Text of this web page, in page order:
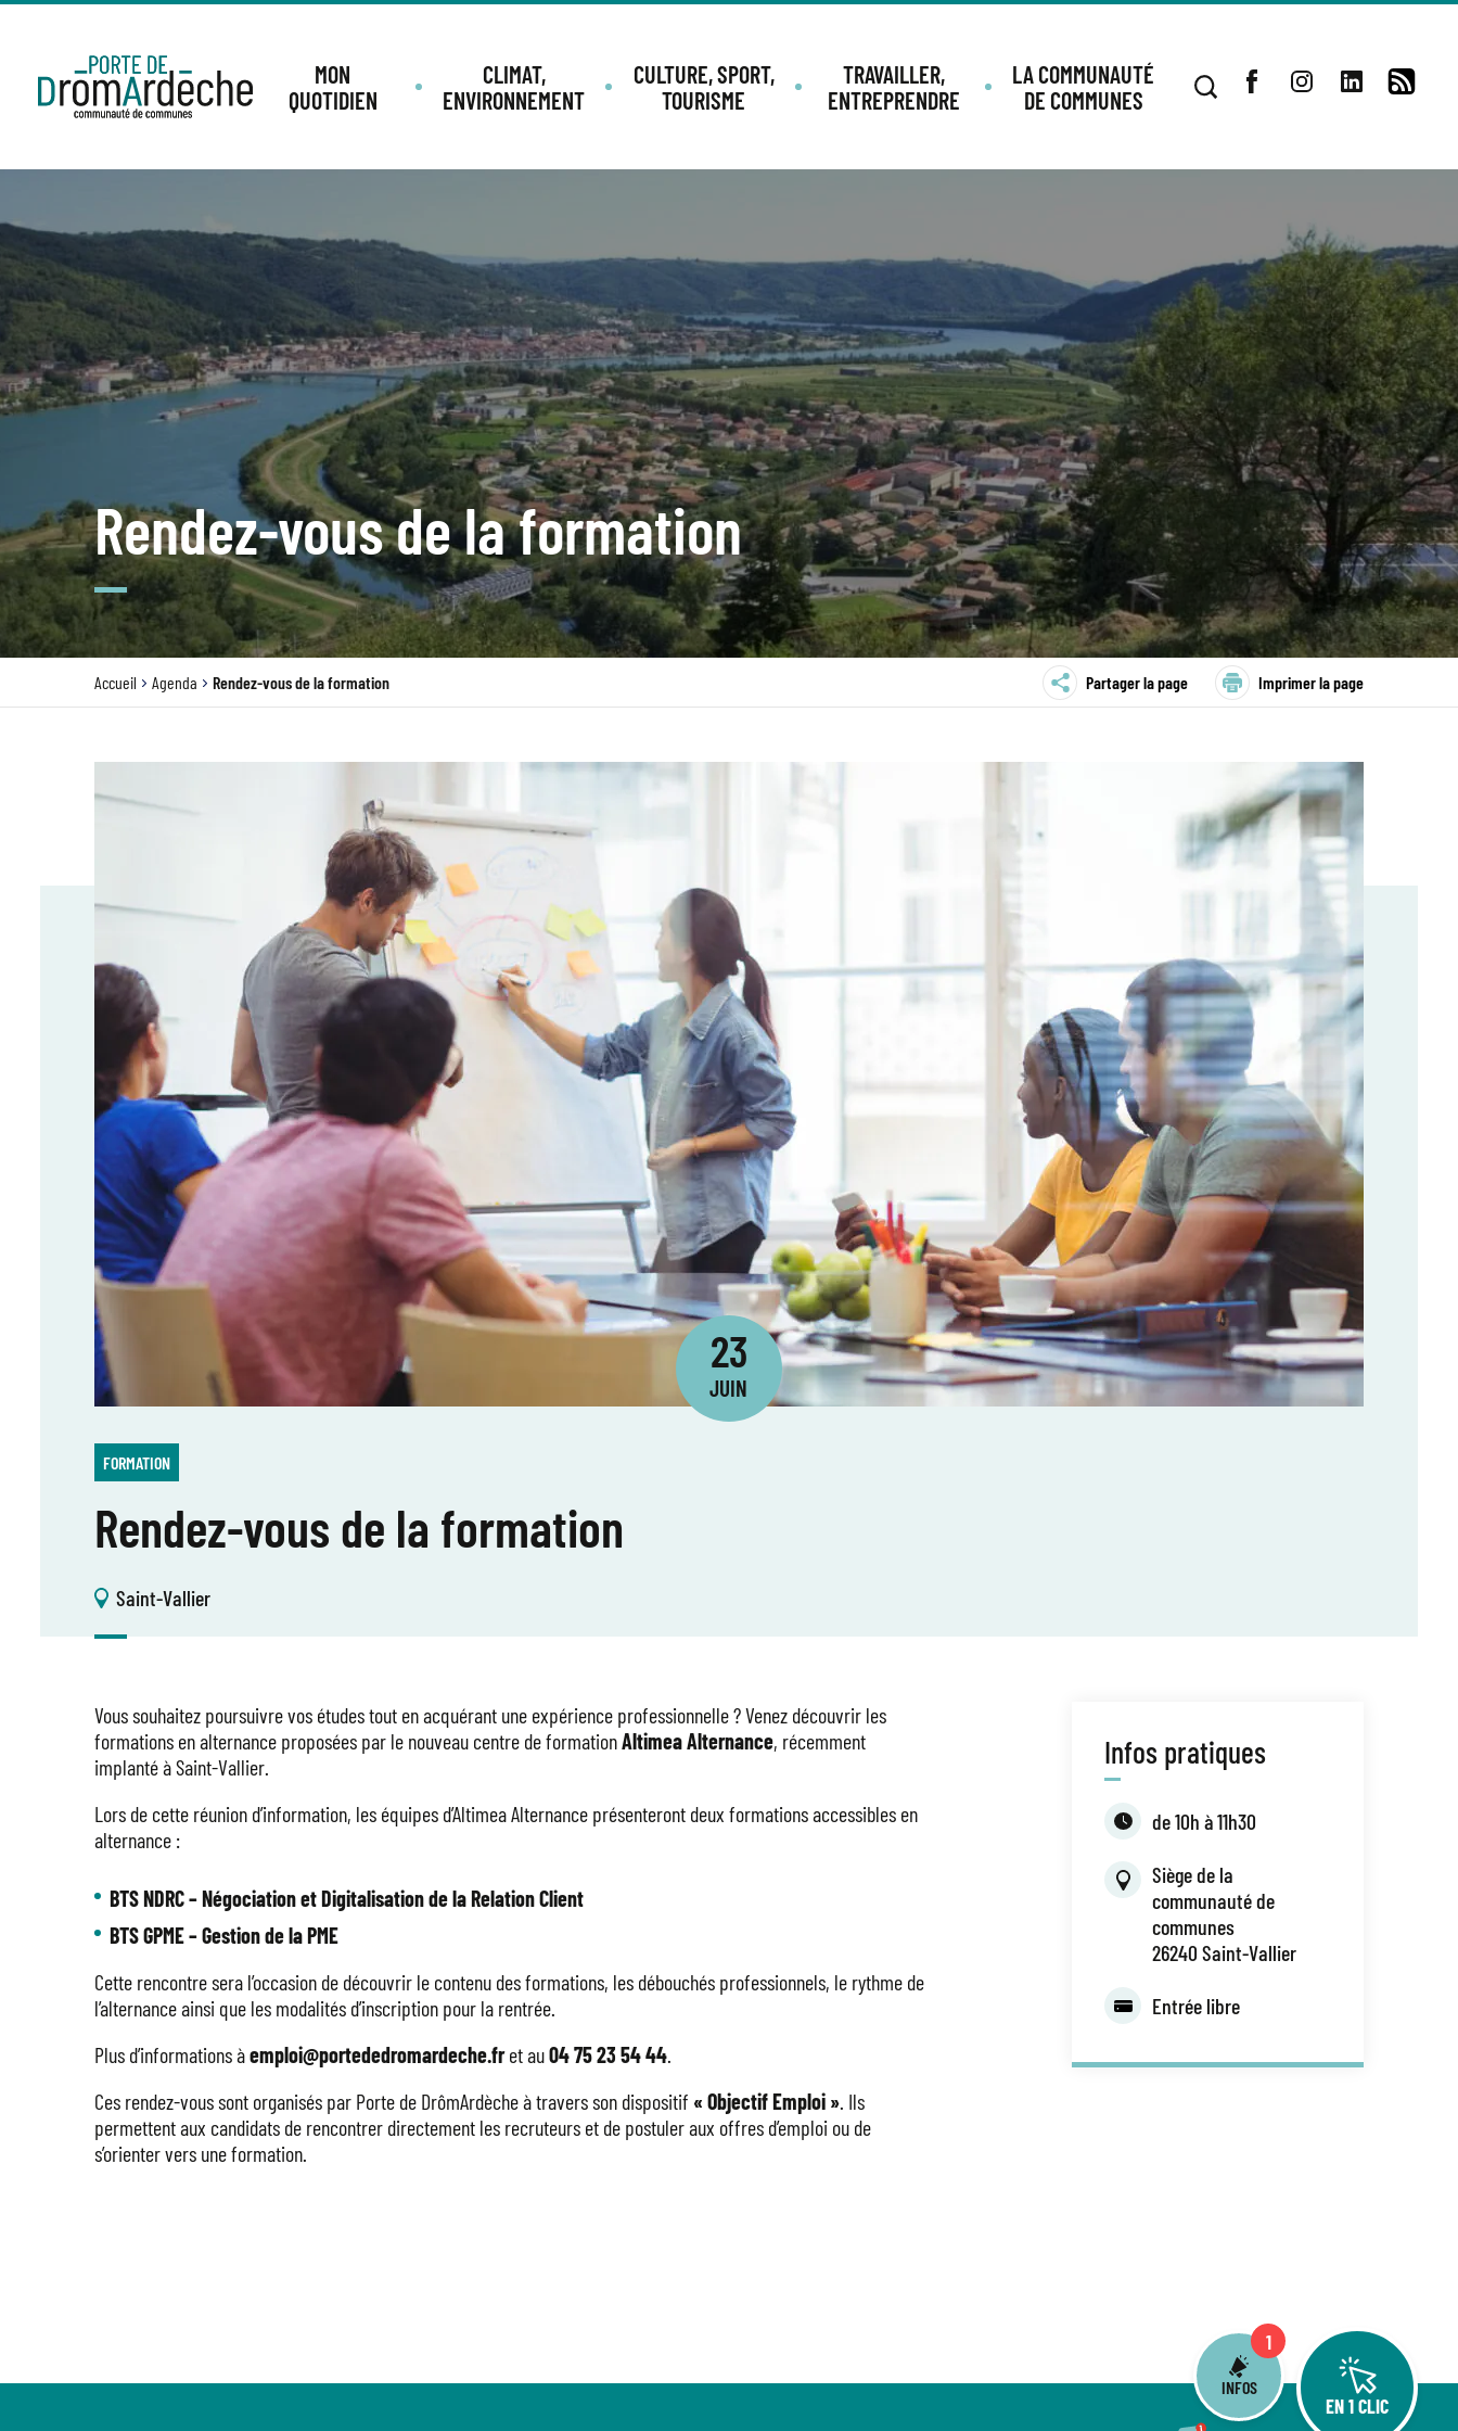
MON
QUOTIDIEN
CLIMAT,
ENVIRONNEMENT
CULTURE, SPORT,
TOURISME
TRAVAILLER,
ENTREPRENDRE
LA COMMUNAUTÉ
DE COMMUNES
Rendez-vous de la formation
Accueil Agenda Rendez-vous de la formation Partager la page Imprimer la page
23
JUIN
FORMATION
Rendez-vous de la formation
Saint-Vallier
Vous souhaitez poursuivre vos études tout en acquérant une expérience professionnelle ? Venez découvrir les
formations en alternance proposées par le nouveau centre de formationAltimea Alternance, récemment
implanté à Saint-Vallier.
Lors de cette réunion d’information, les équipes d’Altimea Alternance présenteront deux formations accessibles en
alternance :
BTS NDRC – Négociation et Digitalisation de la Relation Client
BTS GPME – Gestion de la PME
Cette rencontre sera l’occasion de découvrir le contenu des formations, les débouchés professionnels, le rythme de
l’alternance ainsi que les modalités d’inscription pour la rentrée.
Plus d’informations àemploi@portededromardeche.fret au04 75 23 54 44.
Ces rendez-vous sont organisés par Porte de DrômArdèche à travers son dispositif « Objectif Emploi ». Ils
permettent aux candidats de rencontrer directement les recruteurs et de postuler aux offres d’emploi ou de
s’orienter vers une formation.
Infos pratiques
de 10h à 11h30
Siège de la
communauté de
communes
26240 Saint-Vallier
Entrée libre
1
INFOS
EN 1 CLIC